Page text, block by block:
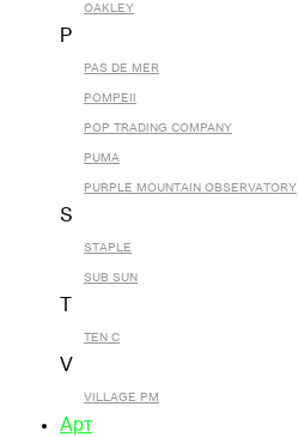
OAKLEY
P
PAS DE MER
POMPEII
POP TRADING COMPANY
PUMA
PURPLE MOUNTAIN OBSERVATORY
S
STAPLE
SUB SUN
TEN C
V
VILLAGE PM
Арт